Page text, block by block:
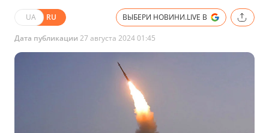
UA RU ВЫБЕРИ НОВИНИ.LIVE В
Дата публикации 27 августа 2024 01:45